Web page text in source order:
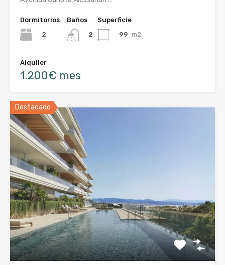
Dormitorios
2
Baños
2
Superficie
99 m2
Alquiler
1.200€ mes
Destacado